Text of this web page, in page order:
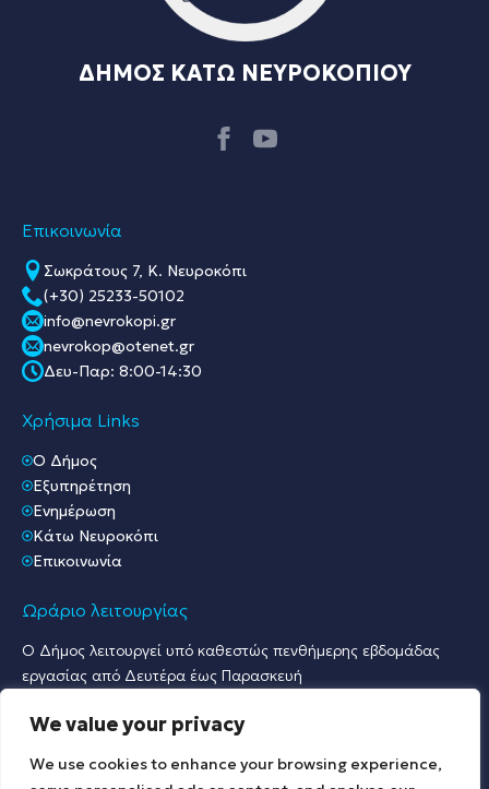
We value your privacy
We use cookies to enhance your browsing experience,
ΔΗΜΟΣ ΚΑΤΩ ΝΕΥΡΟΚΟΠΙΟΥ
Επικοινωνία
Σωκράτους 7, Κ. Νευροκόπι
(+30) 25233-50102
info@nevrokopi.gr
nevrokop@otenet.gr
Δευ-Παρ: 8:00-14:30
Χρήσιμα Links
O Δήμος
Εξυπηρέτηση
Ενημέρωση
Κάτω Νευροκόπι
Επικοινωνία
Ωράριο λειτουργίας
Ο Δήμος λειτουργεί υπό καθεστώς πενθήμερης εβδομάδας
εργασίας από Δευτέρα έως Παρασκευή
Γραφείο Πρωτοκόλλου & Γραφεία Υποδοχής Πολιτών:
Λοιπές Υπηρεσίες: